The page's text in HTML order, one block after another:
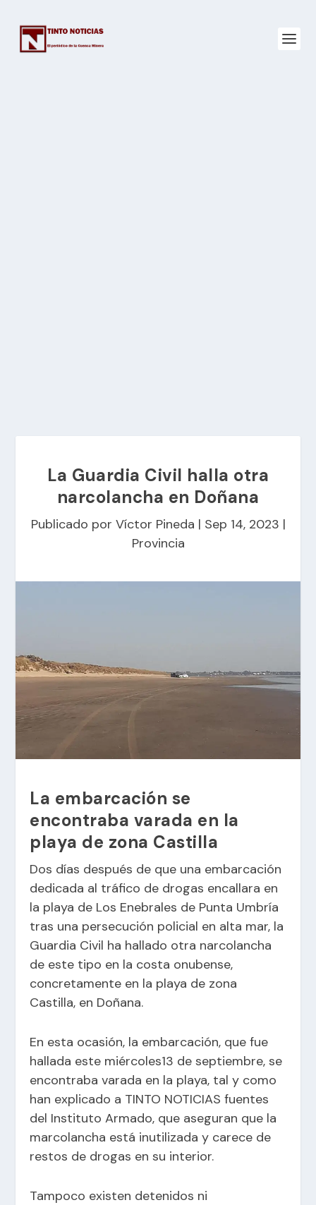
La Guardia Civil halla otra
narcolancha en Doñana
Publicado por Víctor Pineda | Sep 14, 2023 |
Provincia
La embarcación se
encontraba varada en la
playa de zona Castilla
Dos días después de que una embarcación
dedicada al tráfico de drogas encallara en
la playa de Los Enebrales de Punta Umbría
tras una persecución policial en alta mar, la
Guardia Civil ha hallado otra narcolancha
de este tipo en la costa onubense,
concretamente en la playa de zona
Castilla, en Doñana.
En esta ocasión, la embarcación, que fue
hallada este miércoles13 de septiembre, se
encontraba varada en la playa, tal y como
han explicado a TINTO NOTICIAS fuentes
del Instituto Armado, que aseguran que la
marcolancha está inutilizada y carece de
restos de drogas en su interior.
Tampoco existen detenidos ni